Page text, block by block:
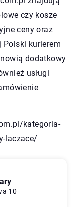
czy kosze
ceny oraz
Polski kurierem
dodatkowy
usługi
kategoria-
laczace/
10